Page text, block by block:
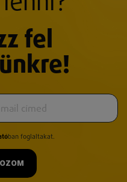
fel
ban foglaltakat.